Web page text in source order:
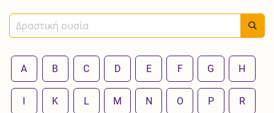
A B C D E F G H
I K L M N O P R